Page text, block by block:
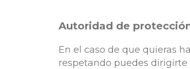
Autoridad de
En el caso de que quieras
respetando puedes